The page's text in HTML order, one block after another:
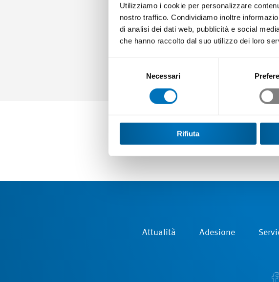
Utilizziamo i cookie per personalizzare
nostro traffico. Condividiamo inoltre
di analisi dei dati web, pubblicità e social
che hanno raccolto dal suo utilizzo dei loro
Necessari
Rifiuta
Attualità Adesione